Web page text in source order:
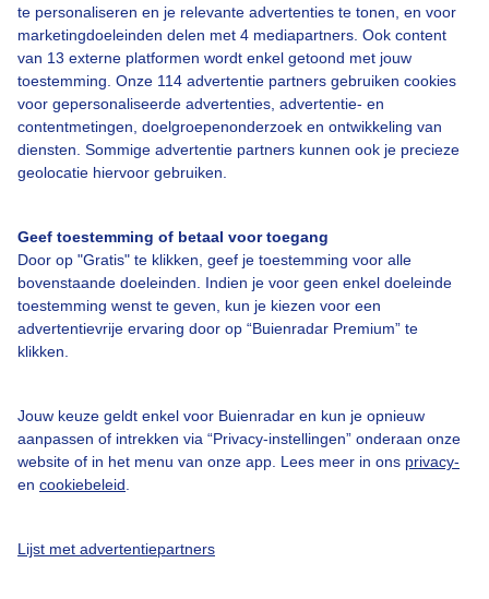
te personaliseren en je relevante advertenties te tonen, en voor
marketingdoeleinden delen met 4 mediapartners. Ook content
van 13 externe platformen wordt enkel getoond met jouw
toestemming. Onze 114 advertentie partners gebruiken cookies
voor gepersonaliseerde advertenties, advertentie- en
contentmetingen, doelgroepenonderzoek en ontwikkeling van
diensten. Sommige advertentie partners kunnen ook je precieze
geolocatie hiervoor gebruiken.
Geef toestemming of betaal voor toegang
Door op "Gratis" te klikken, geef je toestemming voor alle
bovenstaande doeleinden. Indien je voor geen enkel doeleinde
toestemming wenst te geven, kun je kiezen voor een
advertentievrije ervaring door op “Buienradar Premium” te
klikken.
Jouw keuze geldt enkel voor Buienradar en kun je opnieuw
aanpassen of intrekken via “Privacy-instellingen” onderaan onze
website of in het menu van onze app. Lees meer in ons privacy-
en cookiebeleid
Lijst met advertentiepartners
Over Buienradar
Bedrijfsgegevens
Veelgestelde vragen
Contact
Gebruikersvoorwaarden
Adverteren
Buienradar Team
Privacy beleid
Privacy instellingen
Gratis weerdata
Buienradar